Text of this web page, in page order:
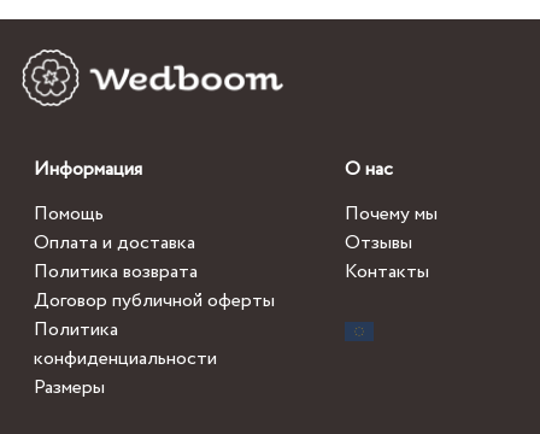
Информация
Помощь
Оплата и доставка
Политика возврата
Договор публичной оферты
Политика
конфиденциальности
Размеры
О нас
Почему мы
Отзывы
Контакты